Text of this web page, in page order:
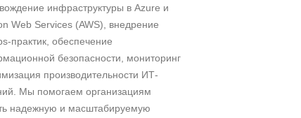
инфраструктуры в Azure и
Web Services (AWS), внедрение
практик, обеспечение
безопасности, мониторинг
производительности ИТ-
Мы помогаем организациям
надежную и масштабируемую